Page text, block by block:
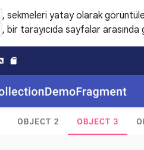
, sekmeleri yatay olarak
, bir tarayıcıda sayfalar arasında